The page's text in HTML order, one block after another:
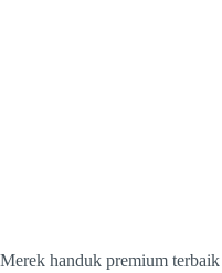
Merek handuk premium